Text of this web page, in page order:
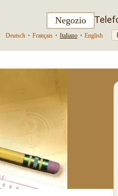
Negozio
Deutsch • Français • Italiano • English